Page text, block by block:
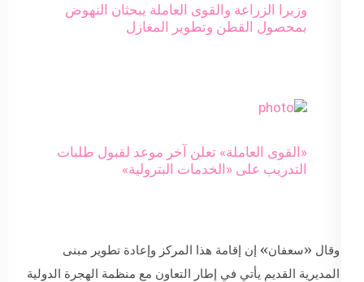
وزيرا الزراعة والقوى العاملة يبحثان النهوض
بمحصول القطن وتطوير المغازل
«القوى العاملة» تعلن آخر موعد لقبول طلبات
التدريب على «الخدمات البترولية»
وقال «سعفان» إن إقامة هذا المركز وإعادة تطوير مبنى
المديرية القديم يأتي في إطار التعاون مع منظمة الهجرة الدولية